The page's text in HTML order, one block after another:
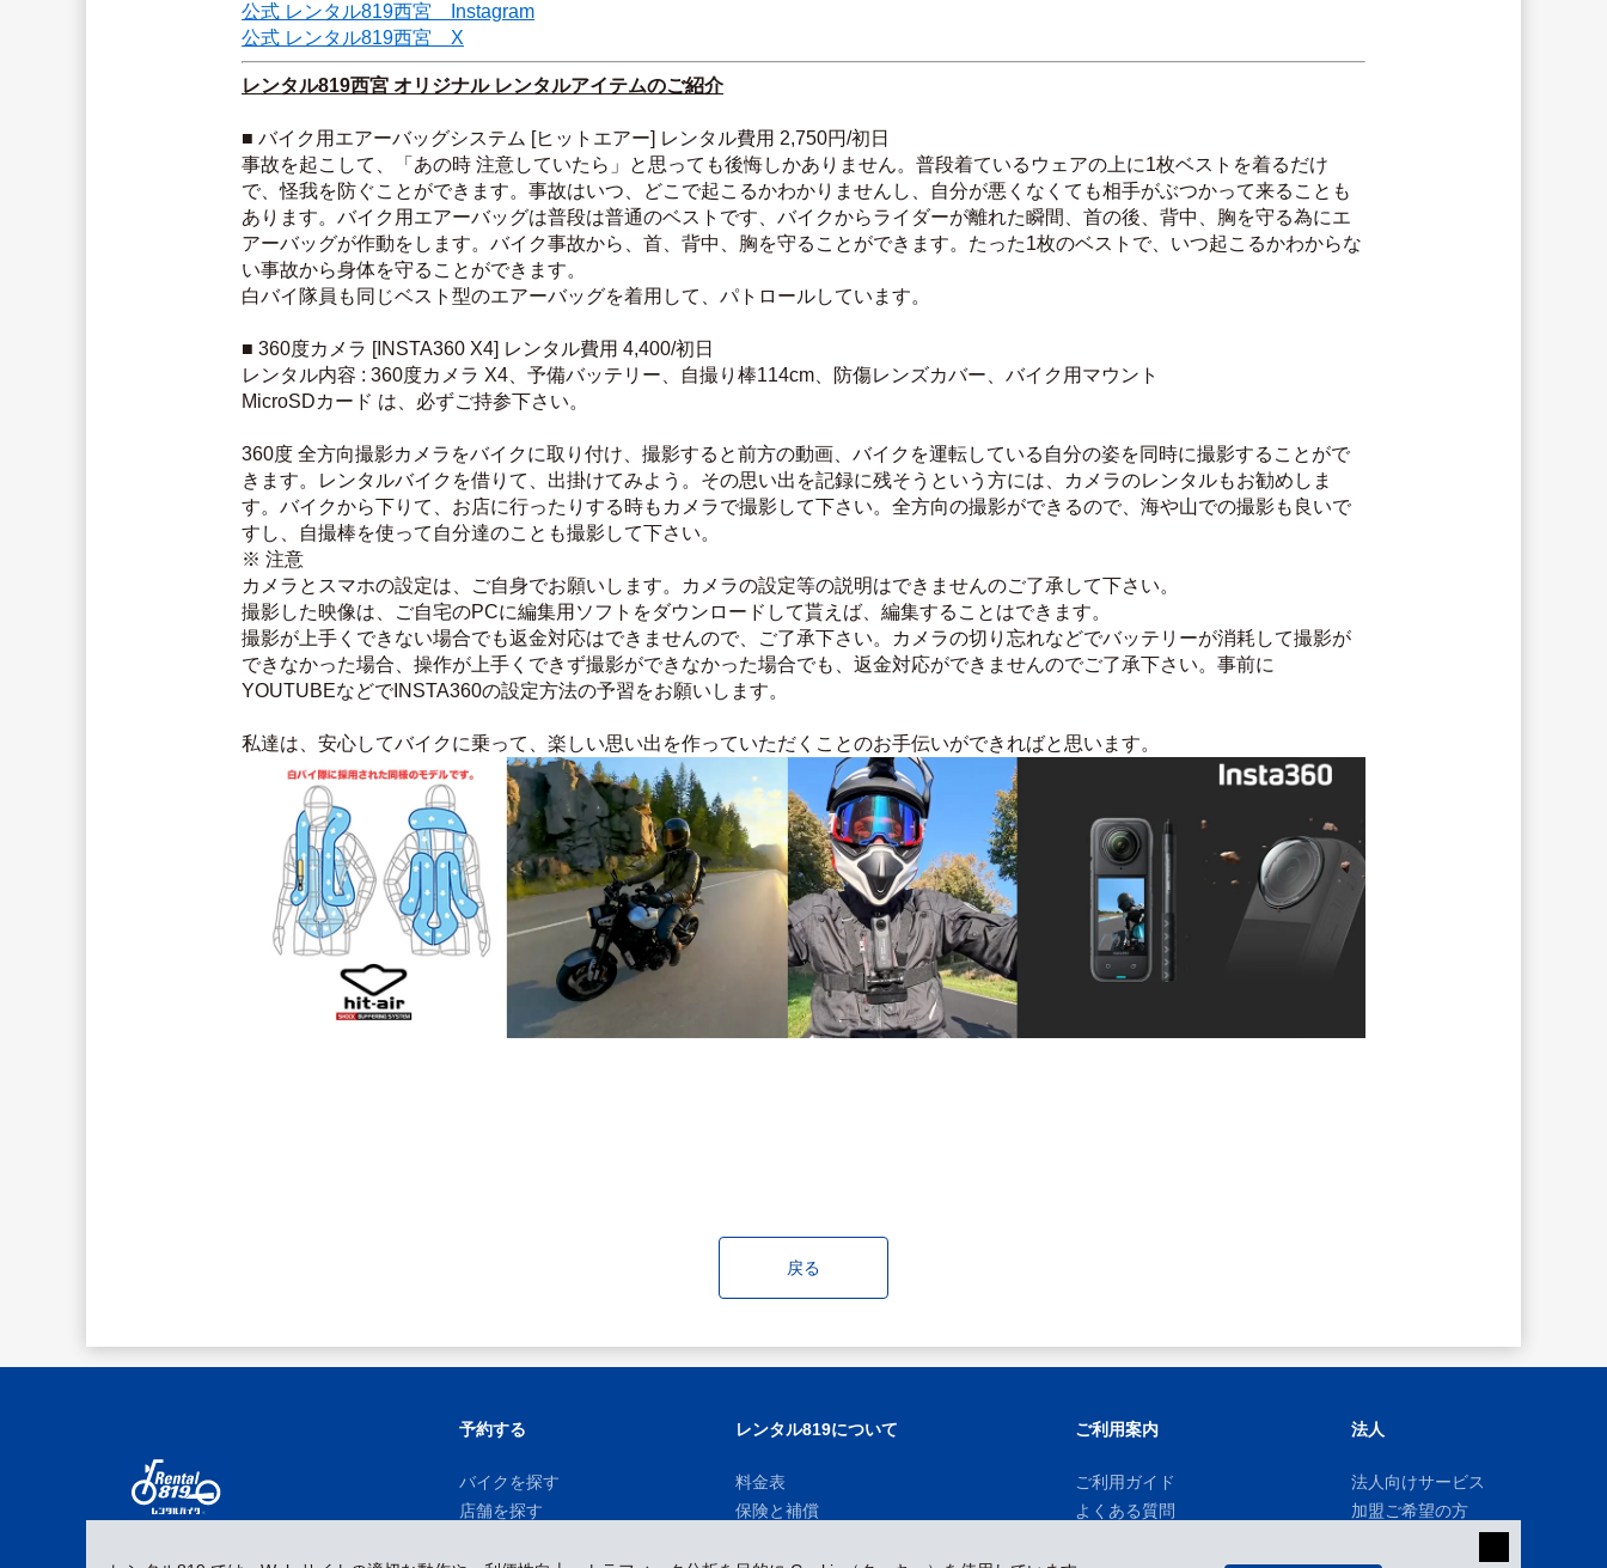
公式 レンタル819西宮　Instagram
公式 レンタル819西宮　X
レンタル819西宮 オリジナル レンタルアイテムのご紹介
■ バイク用エアーバッグシステム [ヒットエアー] レンタル費用 2,750円/初日
事故を起こして、「あの時 注意していたら」と思っても後悔しかありません。普段着ているウェアの上に1枚ベストを着るだけ
で、怪我を防ぐことができます。事故はいつ、どこで起こるかわかりませんし、自分が悪くなくても相手がぶつかって来ることも
あります。バイク用エアーバッグは普段は普通のベストです、バイクからライダーが離れた瞬間、首の後、背中、胸を守る為にエ
アーバッグが作動をします。バイク事故から、首、背中、胸を守ることができます。たった1枚のベストで、いつ起こるかわからな
い事故から身体を守ることができます。
白バイ隊員も同じベスト型のエアーバッグを着用して、パトロールしています。
■ 360度カメラ [INSTA360 X4] レンタル費用 4,400/初日
レンタル内容 : 360度カメラ X4、予備バッテリー、自撮り棒114cm、防傷レンズカバー、バイク用マウント
MicroSDカード は、必ずご持参下さい。
360度 全方向撮影カメラをバイクに取り付け、撮影すると前方の動画、バイクを運転している自分の姿を同時に撮影することがで
きます。レンタルバイクを借りて、出掛けてみよう。その思い出を記録に残そうという方には、カメラのレンタルもお勧めしま
す。バイクから下りて、お店に行ったりする時もカメラで撮影して下さい。全方向の撮影ができるので、海や山での撮影も良いで
すし、自撮棒を使って自分達のことも撮影して下さい。
※ 注意
カメラとスマホの設定は、ご自身でお願いします。カメラの設定等の説明はできませんのご了承して下さい。
撮影した映像は、ご自宅のPCに編集用ソフトをダウンロードして貰えば、編集することはできます。
撮影が上手くできない場合でも返金対応はできませんので、ご了承下さい。カメラの切り忘れなどでバッテリーが消耗して撮影が
できなかった場合、操作が上手くできず撮影ができなかった場合でも、返金対応ができませんのでご了承下さい。事前に
YOUTUBEなどでINSTA360の設定方法の予習をお願いします。
私達は、安心してバイクに乗って、楽しい思い出を作っていただくことのお手伝いができればと思います。
戻る
予約する
バイクを探す
店舗を探す
レンタル819について
料金表
保険と補償
ご利用案内
ご利用ガイド
よくある質問
法人
法人向けサービス
加盟ご希望の方